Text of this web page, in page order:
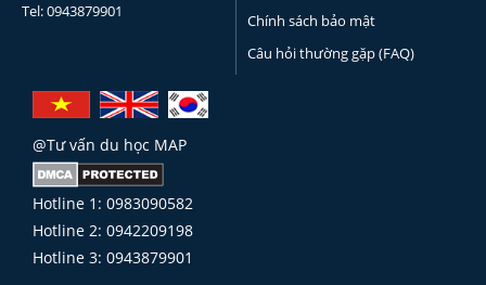
Tel: 0943879901
Chính sách bảo mật
Câu hỏi thường gặp (FAQ)
@Tư vấn du học MAP
Hotline 1: 0983090582
Hotline 2: 0942209198
Hotline 3: 0943879901